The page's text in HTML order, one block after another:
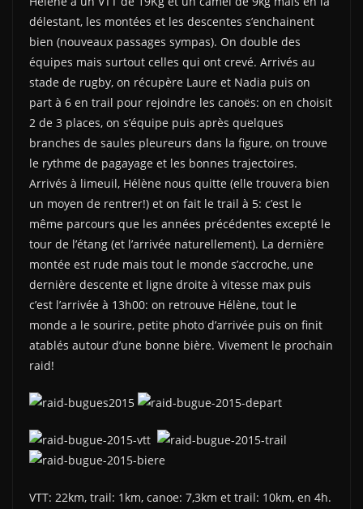
délestant, les montées et les descentes s’enchainent
bien (nouveaux passages sympas). On double des
équipes mais surtout celles qui ont crevé. Arrivés au
stade de rugby, on récupère Laure et Nadia puis on
part à 6 en trail pour rejoindre les canoës: on en choisit
2 de 3 places, on s’équipe puis après quelques
branches de saules pleureurs dans la figure, on trouve
le rythme de pagayage et les bonnes trajectoires.
Arrivés à limeuil, Hélène nous quitte (elle trouvera bien
un moyen de rentrer!) et on fait le trail à 5: c’est le
même parcours que les années précédentes excepté le
tour de l’étang (et l’arrivée naturellement). La dernière
montée est rude mais tout le monde s’accroche, une
dernière descente et ligne droite à vitesse max puis
c’est l’arrivée à 13h00: on retrouve Hélène, tout le
monde a le sourire, petite photo d’arrivée puis on finit
atablés autour d’une bonne bière. Vivement le prochain
raid!
VTT: 22km, trail: 1km, canoe: 7,3km et trail: 10km, en 4h.